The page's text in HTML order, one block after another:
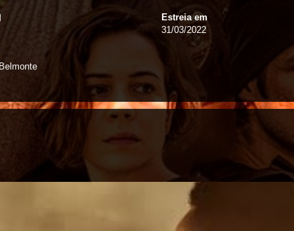
Estreia em
31/03/2022